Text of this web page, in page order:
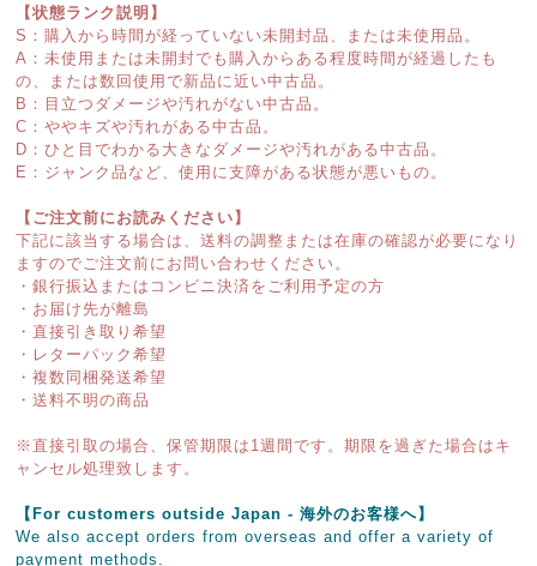
【状態ランク説明】
S：購入から時間が経っていない未開封品、または未使用品。
A：未使用または未開封でも購入からある程度時間が経過したも
の、または数回使用で新品に近い中古品。
B：目立つダメージや汚れがない中古品。
C：ややキズや汚れがある中古品。
D：ひと目でわかる大きなダメージや汚れがある中古品。
E：ジャンク品など、使用に支障がある状態が悪いもの。
【ご注文前にお読みください】
下記に該当する場合は、送料の調整または在庫の確認が必要になり
ますのでご注文前にお問い合わせください。
・銀行振込またはコンビニ決済をご利用予定の方
・お届け先が離島
・直接引き取り希望
・レターパック希望
・複数同梱発送希望
・送料不明の商品
※直接引取の場合、保管期限は1週間です。期限を過ぎた場合はキ
ャンセル処理致します。
【For customers outside Japan - 海外のお客様へ】
We also accept orders from overseas and offer a variety of
payment methods.